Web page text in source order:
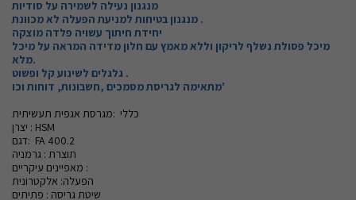
מנגנון בטיחות למניעת הפעלה לא מכוונת .
יחידת חיתוך עשויה פלדה מוצקה
מיכל פסולת נשלף לריקון וללא מאמץ עם חלון מדידה המראה על מיכל
מלא.
גלגלים לשינוע קל ופשוט .
מתאימה לגריסת מסמכים ,חשבונות, דוחות וכו'
כללי :מגרסת אגפית תעשיתית
יצרן : HSM
דגם: FA 400.2
תוצרת : גרמניה
מאפיינים עיקריים :
הפעלה: אלקטרונית